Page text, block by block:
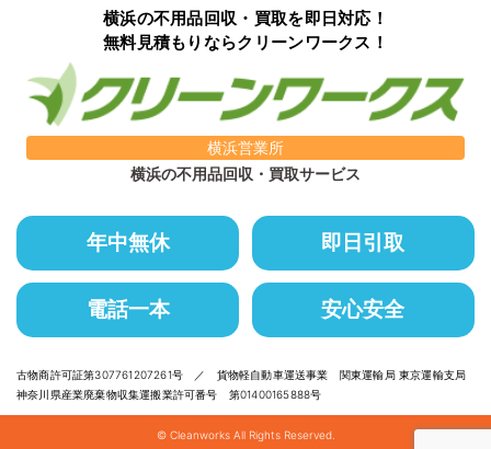
横浜の不用品回収・買取を即日対応！
無料見積もりならクリーンワークス！
横浜営業所
横浜の不用品回収・買取サービス
年中無休 即日引取
電話一本 安心安全
古物商許可証第307761207261号 ／ 貨物軽自動車運送事業 関東運輸局 東京運輸支局
神奈川県産業廃棄物収集運搬業許可番号 第01400165888号
© Cleanworks All Rights Reserved.